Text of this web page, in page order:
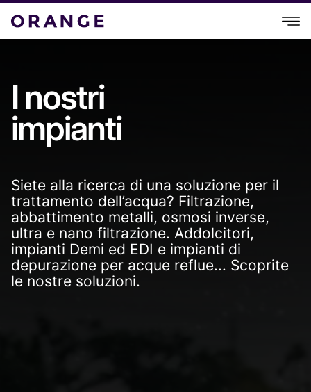
I nostri
impianti
Siete alla ricerca di una soluzione per il
trattamento dell’acqua? Filtrazione,
abbattimento metalli, osmosi inverse,
ultra e nano filtrazione. Addolcitori,
impianti Demi ed EDI e impianti di
depurazione per acque reflue... Scoprite
le nostre soluzioni.